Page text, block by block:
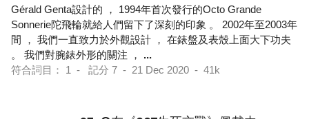
Gérald Genta設計的 ， 1994年首次發行的Octo Grande
Sonnerie陀飛輪就給人們留下了深刻的印象 。 2002年至2003年
間 ， 我們一直致力於外觀設計 ， 在錶盤及表殼上面大下功夫
。 我們對腕錶外形的關注 ， ...
符合詞目： 1 - 記分 7 - 21 Dec 2020 - 41k